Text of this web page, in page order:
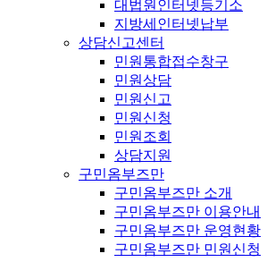
대법원인터넷등기소
지방세인터넷납부
상담신고센터
민원통합접수창구
민원상담
민원신고
민원신청
민원조회
상담지원
구민옴부즈만
구민옴부즈만 소개
구민옴부즈만 이용안내
구민옴부즈만 운영현황
구민옴부즈만 민원신청